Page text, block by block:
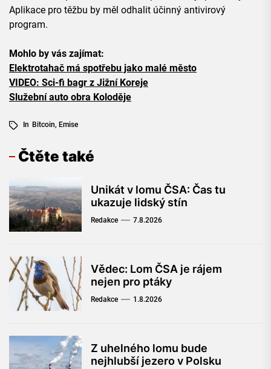
Aplikace pro těžbu by měl odhalit účinný antivirový
program.
Mohlo by vás zajímat:
Elektrotahač má spotřebu jako malé město
VIDEO: Sci-fi bagr z Jižní Koreje
Služební auto obra Koloděje
In Bitcoin, Emise
Čtěte také
Unikát v lomu ČSA: Čas tu
ukazuje lidský stín
Redakce 7.8.2026
Vědec: Lom ČSA je rájem
nejen pro ptáky
Redakce 1.8.2026
Z uhelného lomu bude
nejhlubší jezero v Polsku